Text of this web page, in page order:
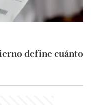
define cuánto